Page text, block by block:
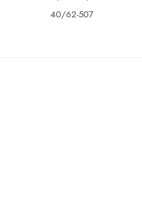
prijs was:
€ 7,95.
40/62-507